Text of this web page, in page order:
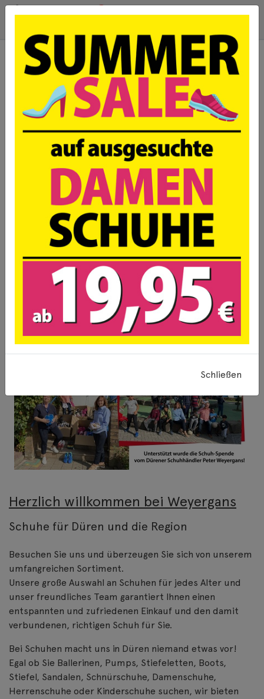
Schließen
Herzlich willkommen bei Weyergans
Schuhe für Düren und die Region
Besuchen Sie uns und überzeugen Sie sich von unserem
umfangreichen Sortiment.
Unsere große Auswahl an Schuhen für jedes Alter und
unser freundliches Team garantiert Ihnen einen
entspannten und zufriedenen Einkauf und den damit
verbundenen, richtigen Schuh für Sie.
Bei Schuhen macht uns in Düren niemand etwas vor!
Egal ob Sie Ballerinen, Pumps, Stiefeletten, Boots,
Stiefel, Sandalen, Schnürschuhe, Damenschuhe,
Herrenschuhe oder Kinderschuhe suchen, wir bieten